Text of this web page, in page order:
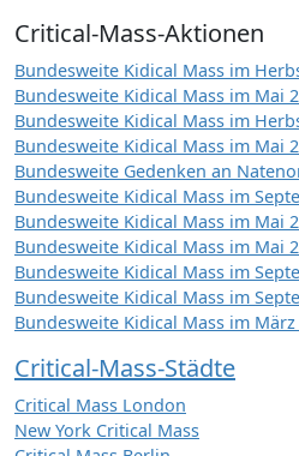
Critical-Mass-Aktionen
Bundesweite Kidical Mass im
Bundesweite Kidical Mass im Mai
Bundesweite Kidical Mass im
Bundesweite Kidical Mass im Mai
Bundesweite Gedenken an
Bundesweite Kidical Mass im
Bundesweite Kidical Mass im Mai
Bundesweite Kidical Mass im Mai
Bundesweite Kidical Mass im
Bundesweite Kidical Mass im
Bundesweite Kidical Mass im März
Critical-Mass-Städte
Critical Mass London
New York Critical Mass